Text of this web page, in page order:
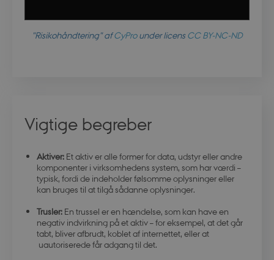
"Risikohåndtering" afCyProunder licens CC BY-NC-ND
Vigtige begreber
Aktiver: Et aktiv er alle former for data, udstyr eller andre
komponenter i virksomhedens system, som har værdi –
typisk, fordi de indeholder følsomme oplysninger eller
kan bruges til at tilgå sådanne oplysninger.
Trusler: En trussel er en hændelse, som kan have en
negativ indvirkning på et aktiv – for eksempel, at det går
tabt, bliver afbrudt, koblet af internettet, eller at
uautoriserede får adgang til det.